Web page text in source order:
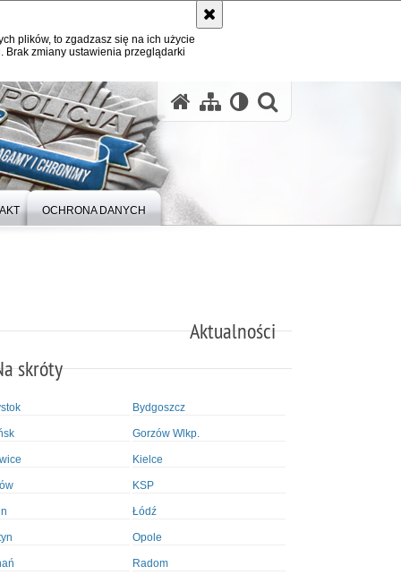
plików, to zgadzasz się na ich użycie
zmiany ustawienia przeglądarki
OCHRONA DANYCH
Aktualności
skróty
Bydgoszcz
Gorzów Wlkp.
Kielce
KSP
Łódź
Opole
Radom